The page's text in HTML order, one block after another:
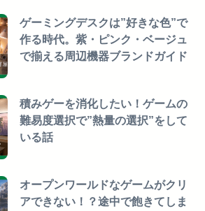
ゲーミングデスクは”好きな色”で
作る時代。紫・ピンク・ベージュ
で揃える周辺機器ブランドガイド
積みゲーを消化したい！ゲームの
難易度選択で”熱量の選択”をして
いる話
オープンワールドなゲームがクリ
アできない！？途中で飽きてしま